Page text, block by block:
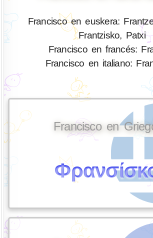
Francisco en euskera:
Frantzisko, Patxi
Francisco en francés:
Francisco en italiano:
Francisco en